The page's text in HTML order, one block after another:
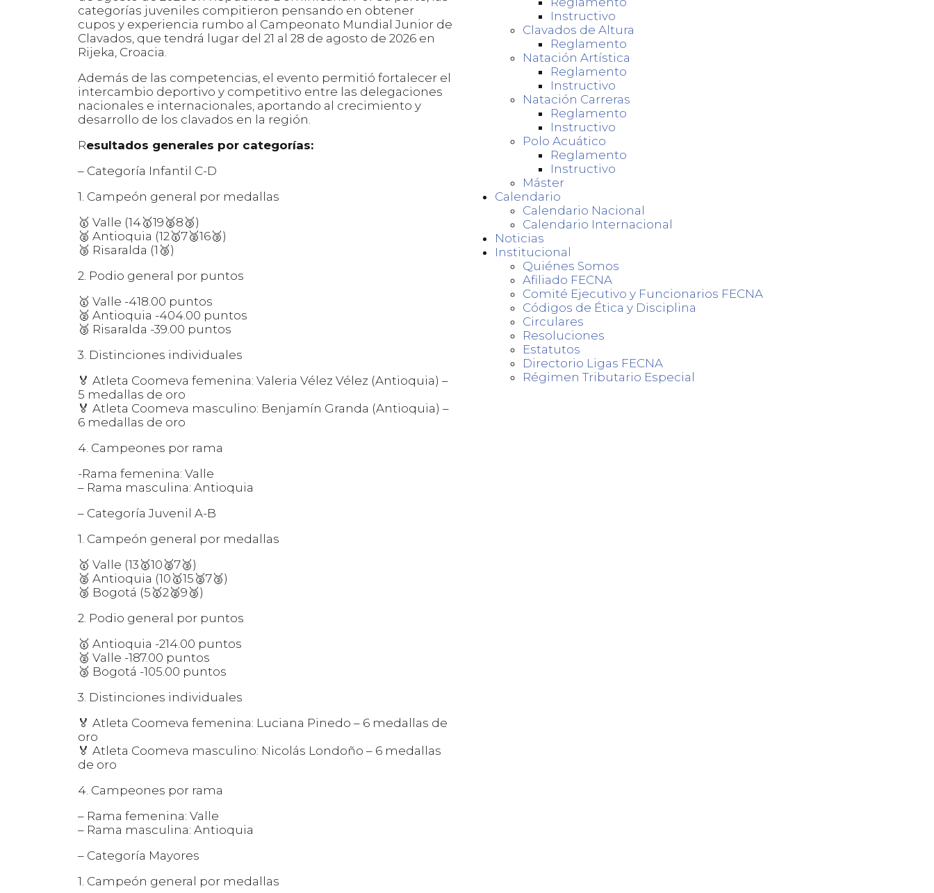
Instructivo
Clavados de Altura
Reglamento
Natación Artística
Reglamento
Instructivo
Natación Carreras
Reglamento
Instructivo
Polo Acuático
Reglamento
Instructivo
Máster
Calendario
Calendario Nacional
Calendario Internacional
Noticias
Institucional
Quiénes Somos
Afiliado FECNA
Comité Ejecutivo y Funcionarios FECNA
Códigos de Ética y Disciplina
Circulares
Resoluciones
Estatutos
Directorio Ligas FECNA
Régimen Tributario Especial
categorías juveniles compitieron pensando en obtener
cupos y experiencia rumbo al Campeonato Mundial Junior de
Clavados, que tendrá lugar del 21 al 28 de agosto de 2026 en
Rijeka, Croacia.
Además de las competencias, el evento permitió fortalecer el
intercambio deportivo y competitivo entre las delegaciones
nacionales e internacionales, aportando al crecimiento y
desarrollo de los clavados en la región.
Resultados generales por categorías:
– Categoría Infantil C-D
1. Campeón general por medallas
🥇 Valle (14🥇19🥈8🥉)
🥈 Antioquia (12🥇7🥈16🥉)
🥉 Risaralda (1🥉)
2. Podio general por puntos
🥇 Valle -418.00 puntos
🥈 Antioquia -404.00 puntos
🥉 Risaralda -39.00 puntos
3. Distinciones individuales
🏅 Atleta Coomeva femenina: Valeria Vélez Vélez (Antioquia) –
5 medallas de oro
🏅 Atleta Coomeva masculino: Benjamín Granda (Antioquia) –
6 medallas de oro
4. Campeones por rama
-Rama femenina: Valle
– Rama masculina: Antioquia
– Categoría Juvenil A-B
1. Campeón general por medallas
🥇 Valle (13🥇10🥈7🥉)
🥈 Antioquia (10🥇15🥈7🥉)
🥉 Bogotá (5🥇2🥈9🥉)
2. Podio general por puntos
🥇 Antioquia -214.00 puntos
🥈 Valle -187.00 puntos
🥉 Bogotá -105.00 puntos
3. Distinciones individuales
🏅 Atleta Coomeva femenina: Luciana Pinedo – 6 medallas de
oro
🏅 Atleta Coomeva masculino: Nicolás Londoño – 6 medallas
de oro
4. Campeones por rama
– Rama femenina: Valle
– Rama masculina: Antioquia
– Categoría Mayores
1. Campeón general por medallas